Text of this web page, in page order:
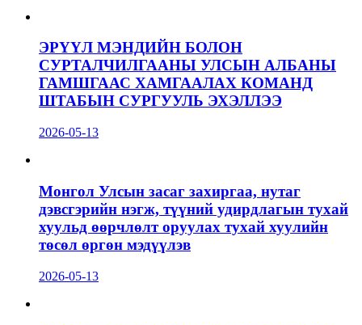
ЭРҮҮЛ МЭНДИЙН БОЛОН
СУРТАЛЧИЛГААНЫ УЛСЫН АЛБАНЫ
ГАМШГААС ХАМГААЛАХ КОМАНД
ШТАБЫН СУРГУУЛЬ ЭХЭЛЛЭЭ
2026-05-13
Монгол Улсын засаг захиргаа, нутаг
дэвсгэрийн нэгж, түүний удирдлагын тухай
хуульд өөрчлөлт оруулах тухай хуулийн
төсөл өргөн мэдүүлэв
2026-05-13